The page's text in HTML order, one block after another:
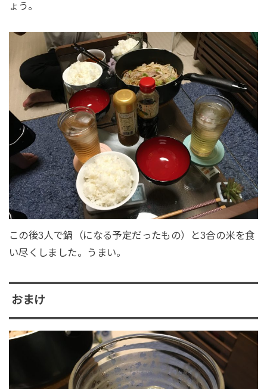
ょう。
この後3人で鍋（になる予定だったもの）と3合の米を食
い尽くしました。うまい。
おまけ